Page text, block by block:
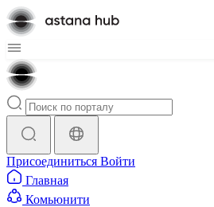
Присоединиться Войти
Главная
Комьюнити